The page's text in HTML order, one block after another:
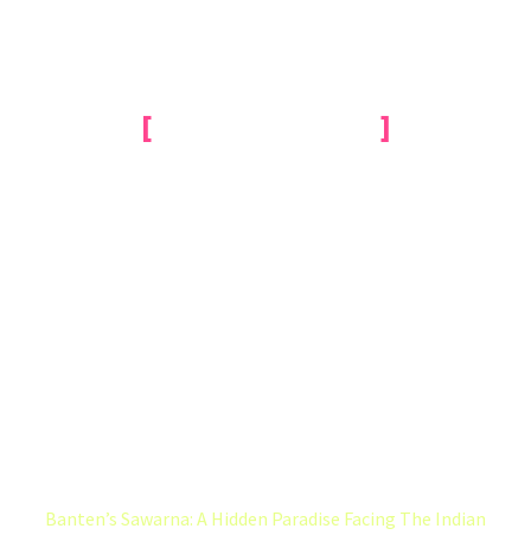
[ ]
Banten’s Sawarna: A Hidden Paradise Facing The Indian